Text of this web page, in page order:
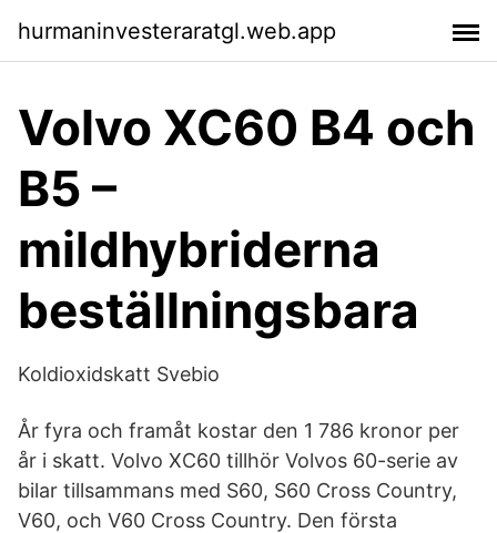
hurmaninvesteraratgl.web.app
Volvo XC60 B4 och
B5 –
mildhybriderna
beställningsbara
Koldioxidskatt Svebio
År fyra och framåt kostar den 1 786 kronor per
år i skatt. Volvo XC60 tillhör Volvos 60-serie av
bilar tillsammans med S60, S60 Cross Country,
V60, och V60 Cross Country. Den första